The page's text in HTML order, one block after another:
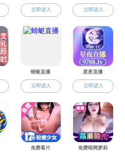
+
-
师资介绍
语言培训